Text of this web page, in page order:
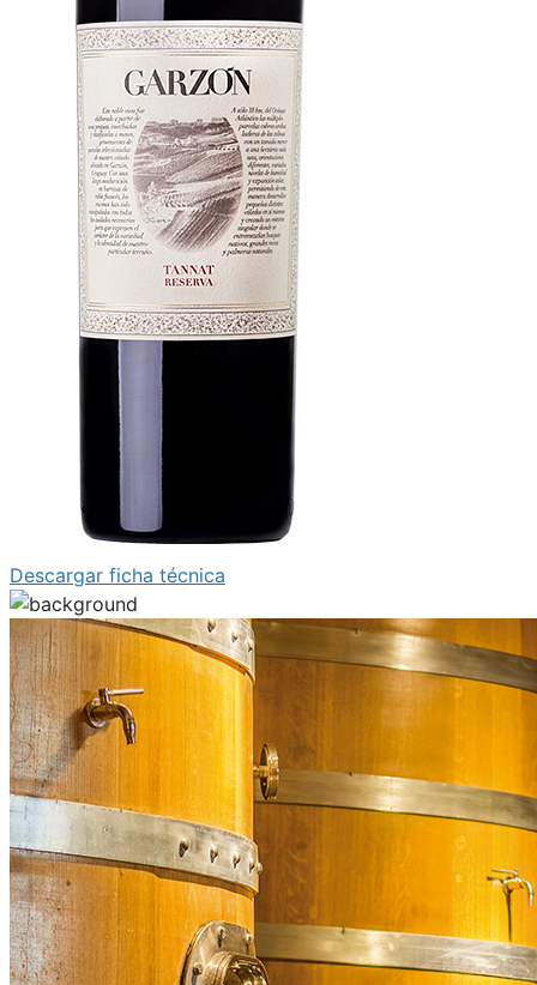
Descargar ficha técnica